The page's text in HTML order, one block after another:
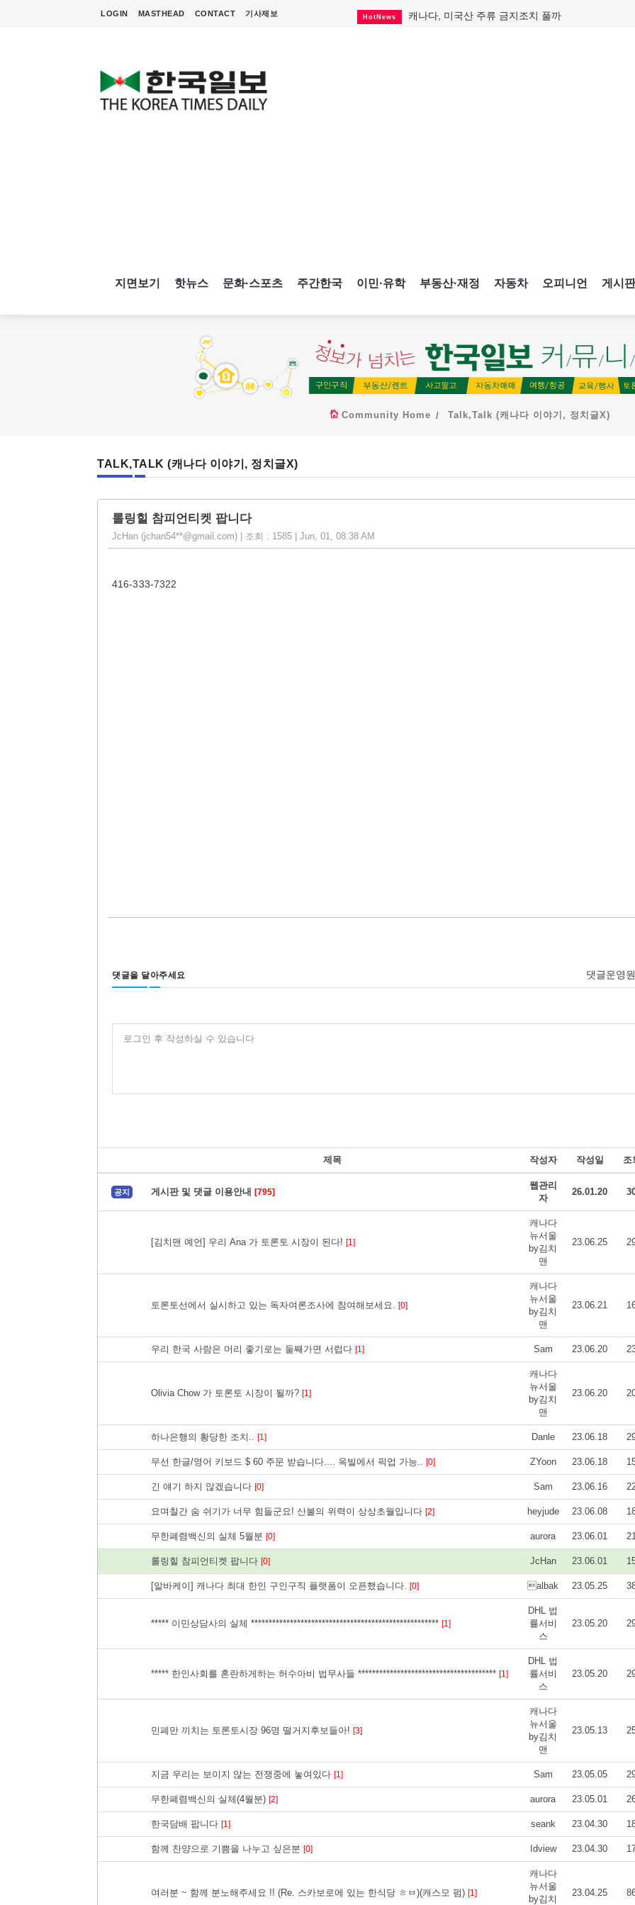
LOGIN MASTHEAD CONTACT 기사제보 HotNews 캐나다, 미국산 주류 금지조치 풀까
지면보기 핫뉴스 문화·스포츠 주간한국 이민·유학 부동산·재정 자동차 오피니언 게시판
Community Home Talk,Talk (캐나다 이야기, 정치글X)
TALK,TALK (캐나다 이야기, 정치글X)
롤링힐 참피언티켓 팝니다
JcHan (jchan54**@gmail.com) | 조회 : 1585 | Jun, 01, 08:38 AM
416-333-7322
댓글을 달아주세요 댓글운영
로그인 후 작성하실 수 있습니다
제목 작성자 작성일 조
공지 게시판 및 댓글 이용안내 [795]
웹관리
자
26.01.20
[김치맨 예언] 우리 Ana 가 토론토 시장이 된다! [1]
캐나다
뉴서울
by김치
맨
23.06.25
토론토선에서 실시하고 있는 독자여론조사에 참여해보세요. [0]
캐나다
뉴서울
by김치
맨
23.06.21
우리 한국 사람은 머리 좋기로는 둘째가면 서럽다 [1] Sam 23.06.20
Olivia Chow 가 토론토 시장이 될까? [1]
캐나다
뉴서울
by김치
맨
23.06.20
하나은행의 황당한 조치.. [1] Danle 23.06.18
무선 한글/영어 키보드 $ 60 주문 받습니다.... 옥빌에서 픽업 가능.. [0] ZYoon 23.06.18
긴 얘기 하지 않겠습니다 [0] Sam 23.06.16
요며칠간 숨 쉬기가 너무 힘들군요! 산불의 위력이 상상초월입니다 [2] heyjude 23.06.08
무한폐렴백신의 실체 5월분 [0] aurora 23.06.01
롤링힐 참피언티켓 팝니다 [0] JcHan 23.06.01
[알바케이] 캐나다 최대 한인 구인구직 플랫폼이 오픈했습니다. [0] albak 23.05.25
***** 이민상담사의 실체 ***************************************************** [1]
DHL 법
률서비
스
23.05.20
***** 한인사회를 혼란하게하는 허수아비 법무사들 *************************************** [1]
DHL 법
률서비
스
23.05.20
민폐만 끼치는 토론토시장 96명 떨거지후보들아! [3]
캐나다
뉴서울
by김치
맨
23.05.13
지금 우리는 보이지 않는 전쟁중에 놓여있다 [1] Sam 23.05.05
무한폐렴백신의 실체(4월분) [2] aurora 23.05.01
한국담배 팝니다 [1] seank 23.04.30
함께 찬양으로 기쁨을 나누고 싶은분 [0] Idview 23.04.30
여러분 ~ 함께 분노해주세요 !! (Re. 스카보로에 있는 한식당 ㅎㅂ)(캐스모 펌) [1]
캐나다
뉴서울
by김치
23.04.25